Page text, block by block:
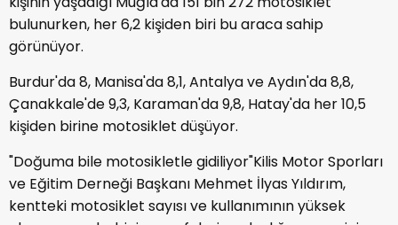
bulunurken, her 6,2 kişiden biri bu araca sahip
görünüyor.
Burdur'da 8, Manisa'da 8,1, Antalya ve Aydın'da 8,8,
Çanakkale'de 9,3, Karaman'da 9,8, Hatay'da her 10,5
kişiden birine motosiklet düşüyor.
"Doğuma bile motosikletle gidiliyor"Kilis Motor Sporları
ve Eğitim Derneği Başkanı Mehmet İlyas Yıldırım,
kentteki motosiklet sayısı ve kullanımının yüksek